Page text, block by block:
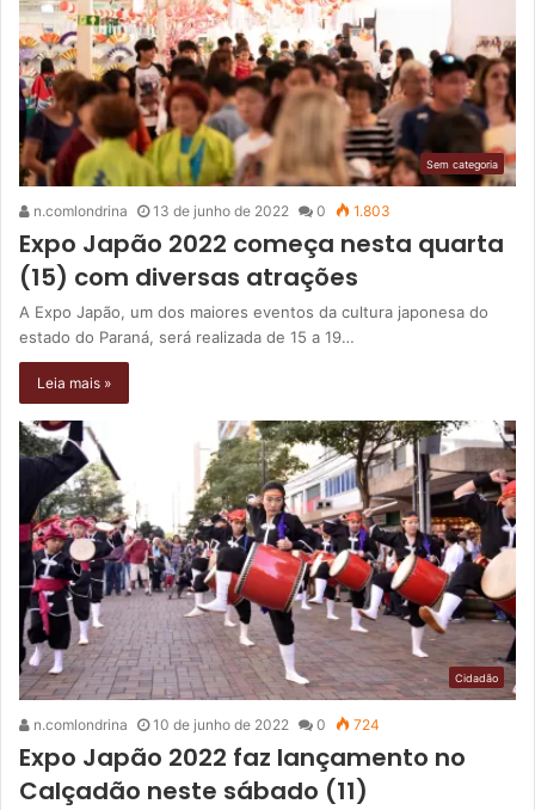
Sem categoria
n.comlondrina 13 de junho de 2022 0 1.803
Expo Japão 2022 começa nesta quarta
(15) com diversas atrações
A Expo Japão, um dos maiores eventos da cultura japonesa do
estado do Paraná, será realizada de 15 a 19…
Leia mais »
Cidadão
n.comlondrina 10 de junho de 2022 0 724
Expo Japão 2022 faz lançamento no
Calçadão neste sábado (11)